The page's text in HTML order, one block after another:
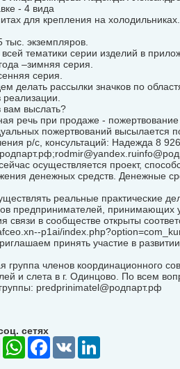
- 4 вида
для крепления на
экземпляров.
тематики серии изделий в
–зимняя серия.
серия.
делать рассылки значков по
вам выслать?
речь при продаже - пожертвование
пожертвований высылается
р/с, консультаций: Надежда 8
rodmir@yandex.ruinfo
осуществляется проект,
денежных средств. Денежные
реальные практические
предпринимателей, принимающих
связи в сообществе открыты
p1ai/
принять участие в
группа членов координационного
и слета в г. Одинцово. По всем
predprinimatel@родпарт.рф
сетях
Viber WhatsAppFacebook
VK LinkedIn